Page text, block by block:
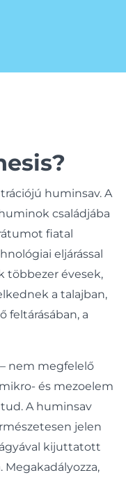
huminsav. A
családjába
fiatal
eljárással
többezer évesek,
a talajban,
feltárásában, a
nem megfelelő
és mezoelem
A huminsav
jelen
kijuttatott
Megakadályozza,